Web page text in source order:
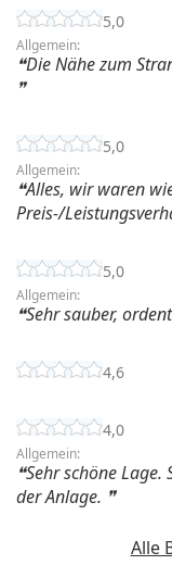
5,0
Allgemein:
Die Nähe zum
5,0
Allgemein:
Alles, wir waren
Preis-/
5,0
Allgemein:
Sehr sauber,
4,6
4,0
Allgemein:
Sehr schöne
der Anlage.
Alle